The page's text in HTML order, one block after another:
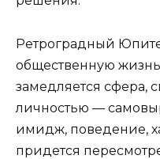
Ретроградный
общественную
замедляется сфера,
личностью —
имидж, поведение,
придется